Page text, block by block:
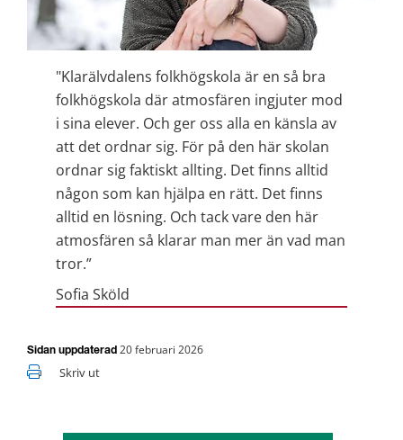
"Klarälvdalens folkhögskola är en så bra
folkhögskola där atmosfären ingjuter mod
i sina elever. Och ger oss alla en känsla av
att det ordnar sig. För på den här skolan
ordnar sig faktiskt allting. Det finns alltid
någon som kan hjälpa en rätt. Det finns
alltid en lösning. Och tack vare den här
atmosfären så klarar man mer än vad man
tror.”
Sofia Sköld
Sidan uppdaterad 20 februari 2026
Skriv ut